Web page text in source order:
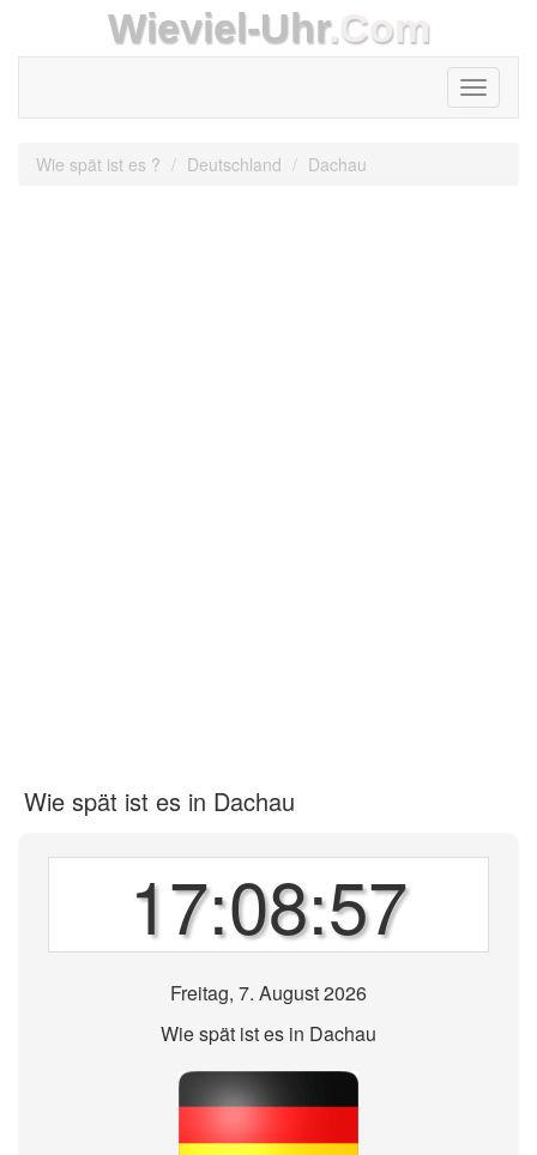
Wieviel-Uhr.Com
Toggle
Wie spät ist es ? Deutschland Dachau
Wie spät ist es in Dachau
17:08:57
Freitag, 7. August 2026
Wie spät ist es in Dachau